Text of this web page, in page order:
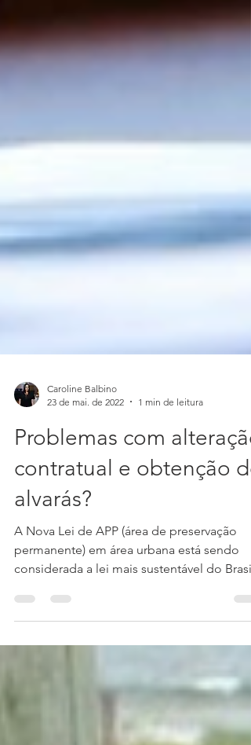
23 de mai. de 2022
1 min de leitura
Problemas com alteração
contratual e obtenção de
alvarás?
A Nova Lei de APP (área de preservação
considerada a lei mais sustentável do Brasil,
e com isso...